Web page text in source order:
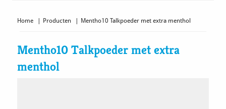
Home Producten Mentho10 Talkpoeder met extra menthol
Mentho10 Talkpoeder met extra
menthol